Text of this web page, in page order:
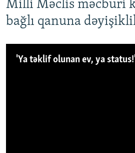
Milli Məclis məcburi
bağlı qanuna